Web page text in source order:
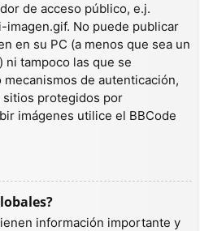
de acceso público, e.j.
No puede publicar
en su PC (a menos que sea un
tampoco las que se
de autenticación,
sitios protegidos por
imágenes utilice el BBCode
información importante y